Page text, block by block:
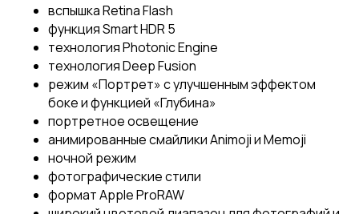
вспышка Retina Flash
функция Smart HDR 5
технология Photonic Engine
технология Deep Fusion
режим «Портрет» с улучшенным эффектом
боке и функцией «Глубина»
портретное освещение
анимированные смайлики Animoji и Memoji
ночной режим
фотографические стили
формат Apple ProRAW